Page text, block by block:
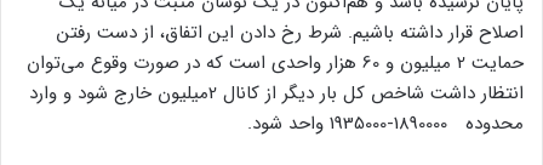
اصلاح قرار داشته باشیم. شرط رخ دادن این اتفاق، از دست رفتن
حمایت 2 میلیون و 60 هزار واحدی است که در صورت وقوع می‌توان
انتظار داشت شاخص کل بار دیگر از کانال 2میلیون خارج شود و وارد
محدوده 1890000-1935000 واحد شود.